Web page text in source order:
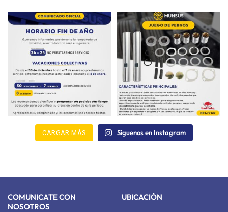
CARGAR MÁS Síguenos en Instagram
COMUNICATE CON
NOSOTROS
UBICACIÓN